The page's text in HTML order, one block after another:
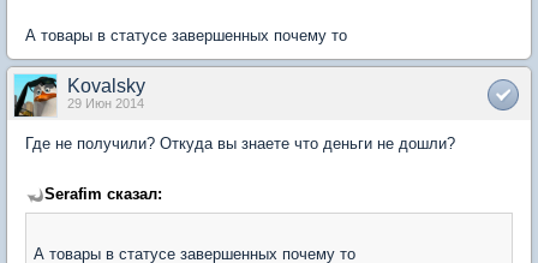
А товары в статусе завершенных почему то
Kovalsky
29 Июн 2014
Где не получили? Откуда вы знаете что деньги не дошли?
Serafim сказал:
А товары в статусе завершенных почему то